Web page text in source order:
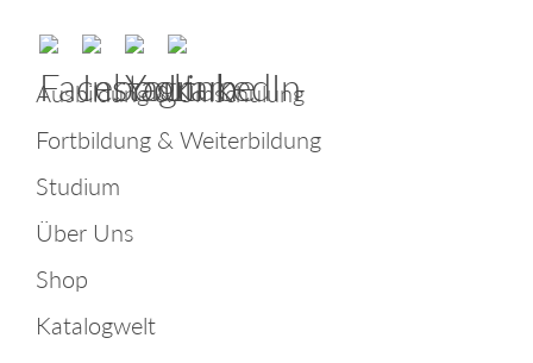
Ausbildung & Umschulung
Fortbildung & Weiterbildung
Studium
Über Uns
Shop
Katalogwelt